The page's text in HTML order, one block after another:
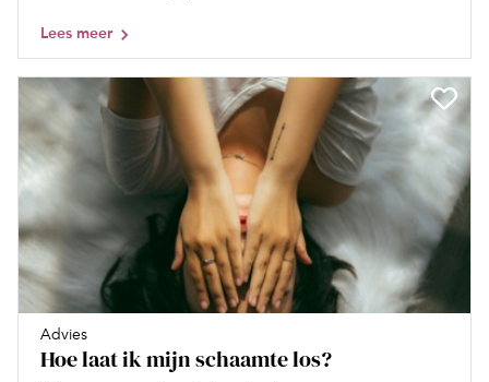
Lees meer
Advies
Hoe laat ik mijn schaamte los?